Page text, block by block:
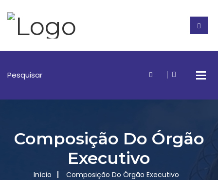
Composição Do Órgão
Executivo
Início Composição Do Órgão Executivo